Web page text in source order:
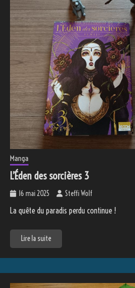
Manga
L’Éden des sorcières 3
16 mai 2025 Steffi Wolf
La quête du paradis perdu continue !
Lire la suite